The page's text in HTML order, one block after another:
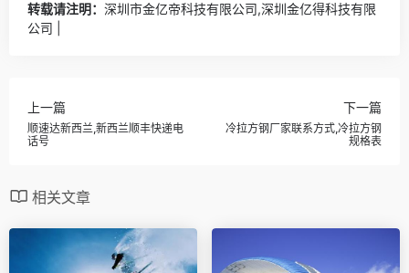
转载请注明： 深圳市金亿帝科技有限公司,深圳金亿得科技有限
公司 |
上一篇
顺速达新西兰,新西兰顺丰快递电
话号
下一篇
冷拉方钢厂家联系方式,冷拉方钢
规格表
相关文章